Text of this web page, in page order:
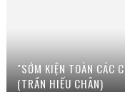
"SỚM KIỆN TOÀN CÁC
(TRẦN HIẾU CHÂN)